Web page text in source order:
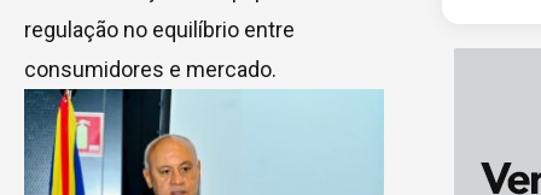
regulação no equilíbrio entre
consumidores e mercado.